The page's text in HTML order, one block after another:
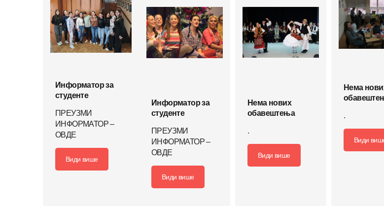
Информатор за
студенте
ПРЕУЗМИ
ИНФОРМАТОР –
ОВДЕ
Види више
Информатор за
студенте
ПРЕУЗМИ
ИНФОРМАТОР –
ОВДЕ
Види више
Нема нових
обавештења
.
Види више
Нема
.
Види